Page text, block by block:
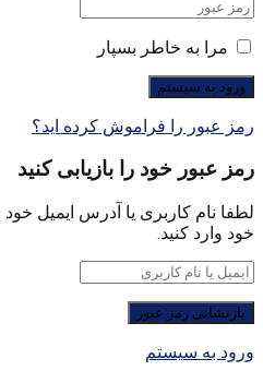
مرا به خاطر بسپار
رمز عبور را فراموش کرده اید؟
رمز عبور خود را بازیابی کنید
لطفا نام کاربری یا آدرس ایمیل خود
خود وارد کنید.
ورود به سیستم